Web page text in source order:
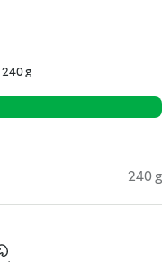
240 g
240 g